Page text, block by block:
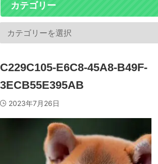
カテゴリー
C229C105-E6C8-45A8-B49F-
3ECB55E395AB
2023年7月26日